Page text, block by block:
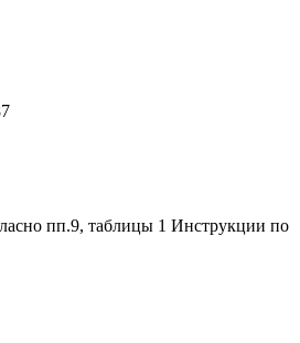
пп.9, таблицы 1 Инструкции по